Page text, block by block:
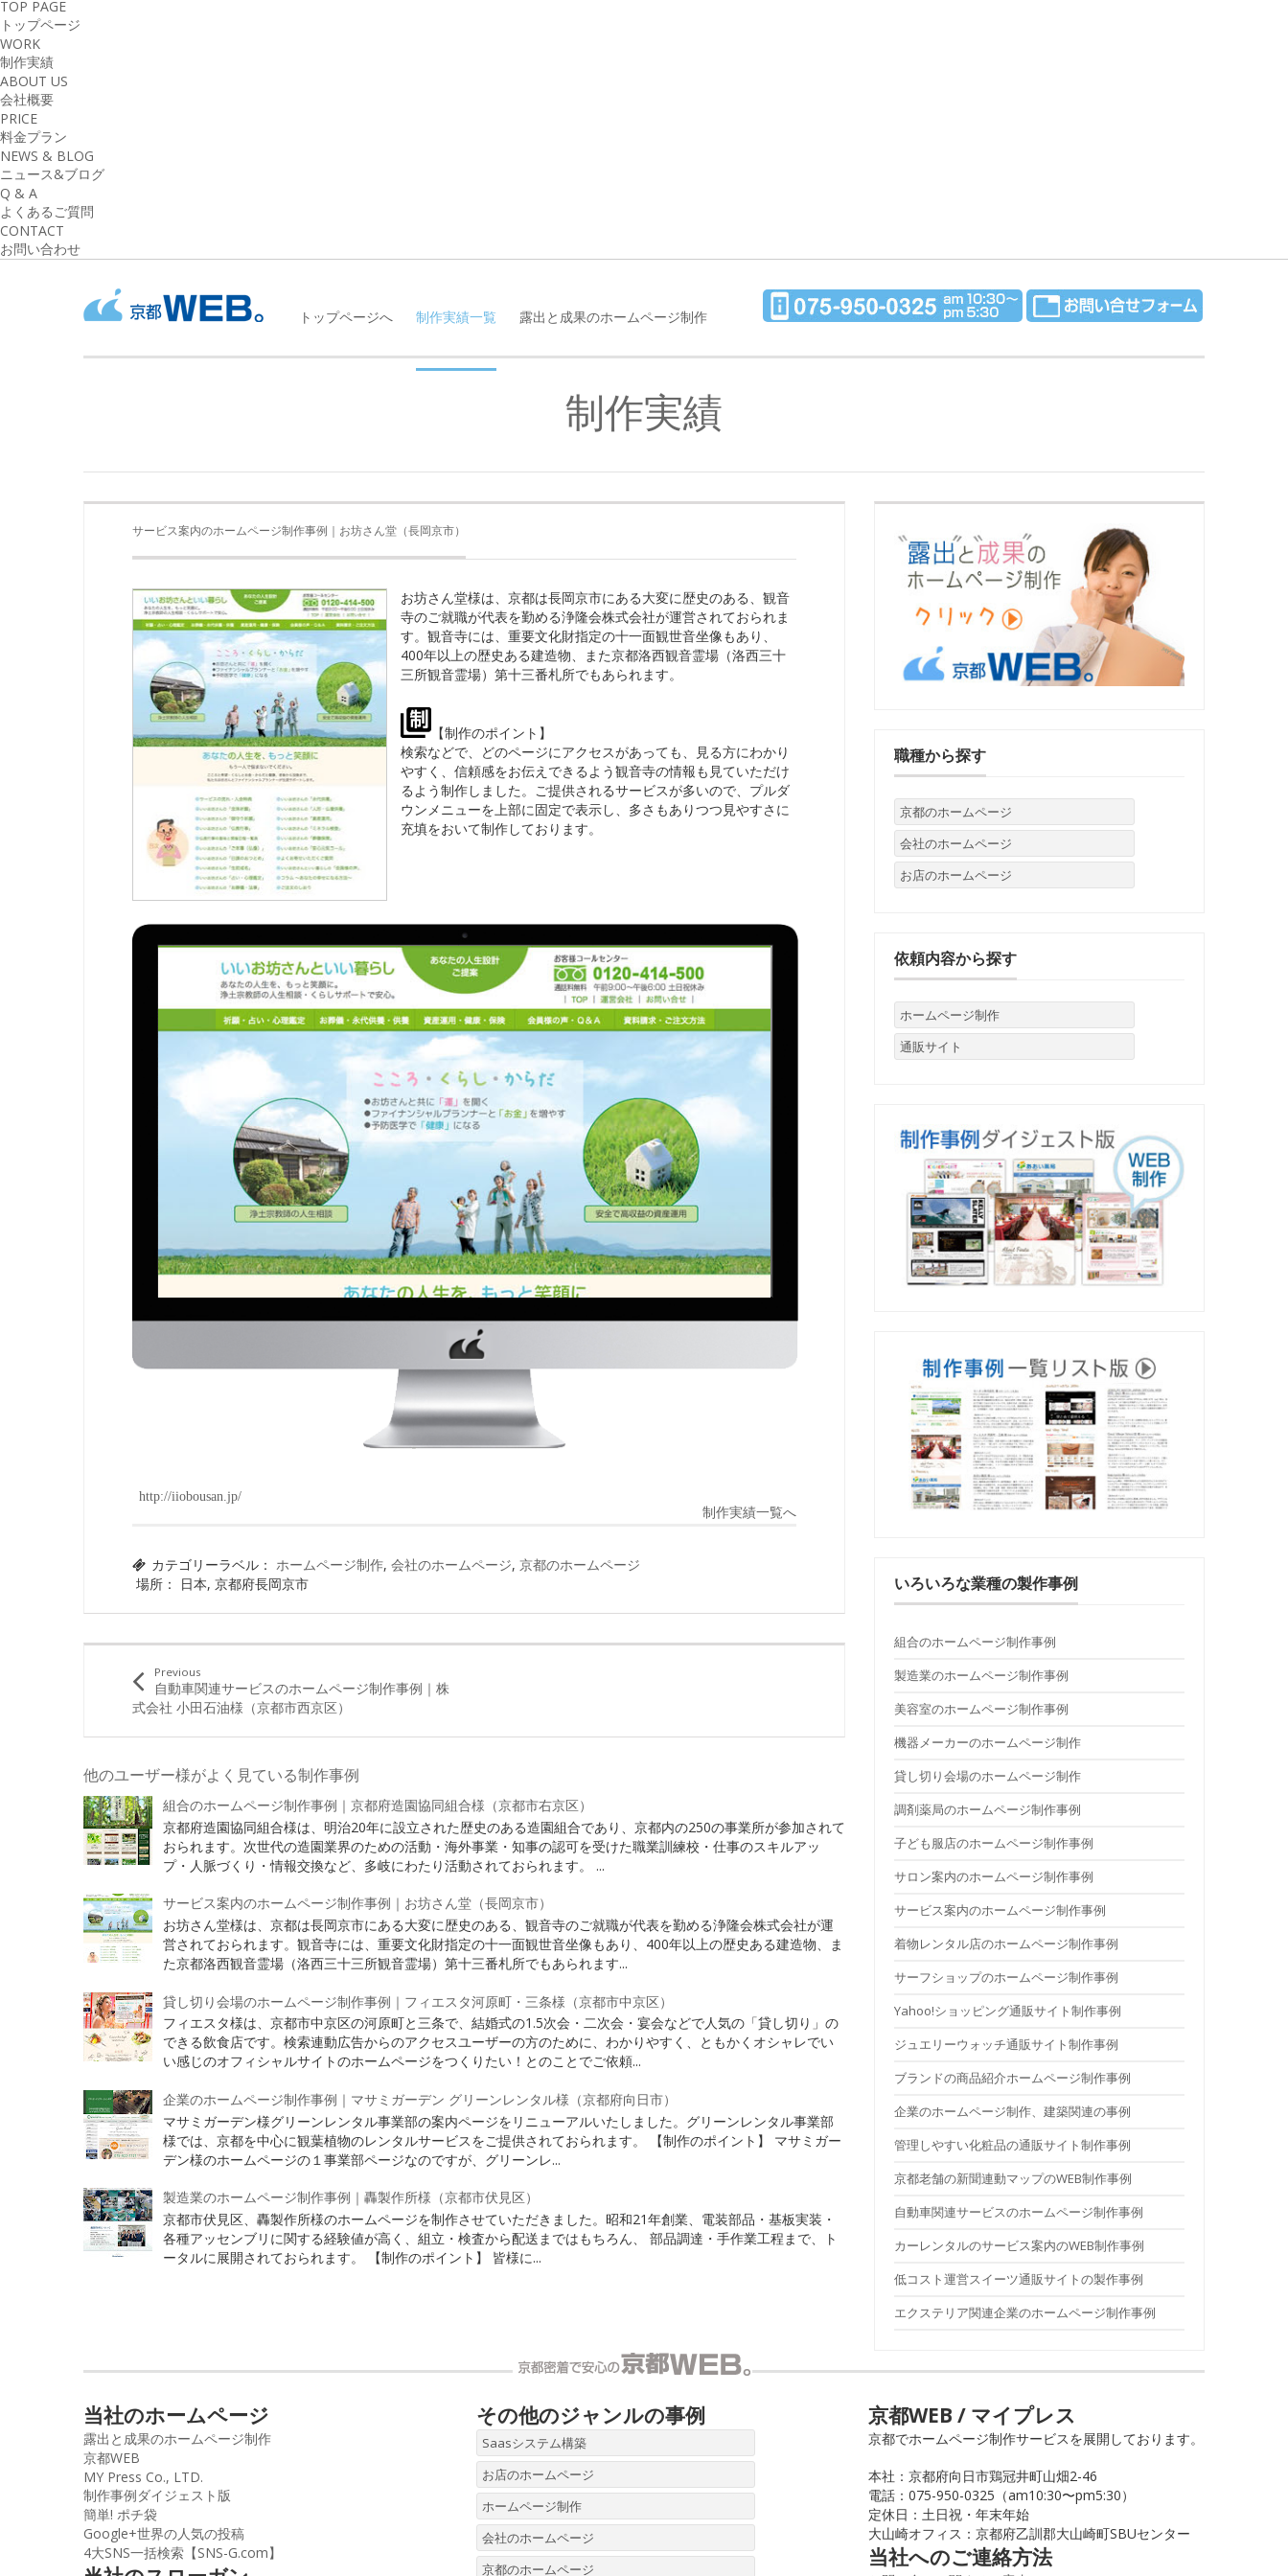
TOP PAGE
トップページ
WORK
制作実績
ABOUT US
会社概要
PRICE
料金プラン
NEWS & BLOG
ニュース&ブログ
Q & A
よくあるご質問
CONTACT
お問い合わせ
トップページへ 制作実績一覧 露出と成果のホームページ制作
制作実績
サービス案内のホームページ制作事例｜お坊さん堂（長岡京市）
お坊さん堂様は、京都は長岡京市にある大変に歴史のある、観音
寺のご就職が代表を勤める浄隆会株式会社が運営されておられま
す。観音寺には、重要文化財指定の十一面観世音坐像もあり、
400年以上の歴史ある建造物、また京都洛西観音霊場（洛西三十
三所観音霊場）第十三番札所でもあられます。
【制作のポイント】
検索などで、どのページにアクセスがあっても、見る方にわかり
やすく、信頼感をお伝えできるよう観音寺の情報も見ていただけ
るよう制作しました。ご提供されるサービスが多いので、プルダ
ウンメニューを上部に固定で表示し、多さもありつつ見やすさに
充填をおいて制作しております。
http://iiobousan.jp/
制作実績一覧へ
カテゴリーラベル： ホームページ制作, 会社のホームページ, 京都のホームページ
場所： 日本, 京都府長岡京市
Previous
自動車関連サービスのホームページ制作事例｜株
式会社 小田石油様（京都市西京区）
他のユーザー様がよく見ている制作事例
組合のホームページ制作事例｜京都府造園協同組合様（京都市右京区）
京都府造園協同組合様は、明治20年に設立された歴史のある造園組合であり、京都内の250の事業所が参加されて
おられます。次世代の造園業界のための活動・海外事業・知事の認可を受けた職業訓練校・仕事のスキルアッ
プ・人脈づくり・情報交換など、多岐にわたり活動されておられます。 ...
サービス案内のホームページ制作事例｜お坊さん堂（長岡京市）
お坊さん堂様は、京都は長岡京市にある大変に歴史のある、観音寺のご就職が代表を勤める浄隆会株式会社が運
営されておられます。観音寺には、重要文化財指定の十一面観世音坐像もあり、400年以上の歴史ある建造物、ま
た京都洛西観音霊場（洛西三十三所観音霊場）第十三番札所でもあられます...
貸し切り会場のホームページ制作事例｜フィエスタ河原町・三条様（京都市中京区）
フィエスタ様は、京都市中京区の河原町と三条で、結婚式の1.5次会・二次会・宴会などで人気の「貸し切り」の
できる飲食店です。検索連動広告からのアクセスユーザーの方のために、わかりやすく、ともかくオシャレでい
い感じのオフィシャルサイトのホームページをつくりたい！とのことでご依頼...
企業のホームページ制作事例｜マサミガーデン グリーンレンタル様（京都府向日市）
マサミガーデン様グリーンレンタル事業部の案内ページをリニューアルいたしました。グリーンレンタル事業部
様では、京都を中心に観葉植物のレンタルサービスをご提供されておられます。 【制作のポイント】 マサミガー
デン様のホームページの１事業部ページなのですが、グリーンレ...
製造業のホームページ制作事例｜轟製作所様（京都市伏見区）
京都市伏見区、轟製作所様のホームページを制作させていただきました。昭和21年創業、電装部品・基板実装・
各種アッセンブリに関する経験値が高く、組立・検査から配送まではもちろん、 部品調達・手作業工程まで、ト
ータルに展開されておられます。 【制作のポイント】 皆様に...
職種から探す
京都のホームページ
会社のホームページ
お店のホームページ
依頼内容から探す
ホームページ制作
通販サイト
いろいろな業種の製作事例
組合のホームページ制作事例
製造業のホームページ制作事例
美容室のホームページ制作事例
機器メーカーのホームページ制作
貸し切り会場のホームページ制作
調剤薬局のホームページ制作事例
子ども服店のホームページ制作事例
サロン案内のホームページ制作事例
サービス案内のホームページ制作事例
着物レンタル店のホームページ制作事例
サーフショップのホームページ制作事例
Yahoo!ショッピング通販サイト制作事例
ジュエリーウォッチ通販サイト制作事例
ブランドの商品紹介ホームページ制作事例
企業のホームページ制作、建築関連の事例
管理しやすい化粧品の通販サイト制作事例
京都老舗の新聞連動マップのWEB制作事例
自動車関連サービスのホームページ制作事例
カーレンタルのサービス案内のWEB制作事例
低コスト運営スイーツ通販サイトの製作事例
エクステリア関連企業のホームページ制作事例
当社のホームページ
露出と成果のホームページ制作
京都WEB
MY Press Co., LTD.
制作事例ダイジェスト版
簡単! ポチ袋
Google+世界の人気の投稿
4大SNS一括検索【SNS-G.com】
その他のジャンルの事例
Saasシステム構築
お店のホームページ
ホームページ制作
会社のホームページ
京都のホームページ
京都WEB / マイプレス
京都でホームページ制作サービスを展開しております。
本社：京都府向日市鶏冠井町山畑2-46
電話：075-950-0325（am10:30〜pm5:30）
定休日：土日祝・年末年始
大山崎オフィス：京都府乙訓郡大山崎町SBUセンター
当社へのご連絡方法